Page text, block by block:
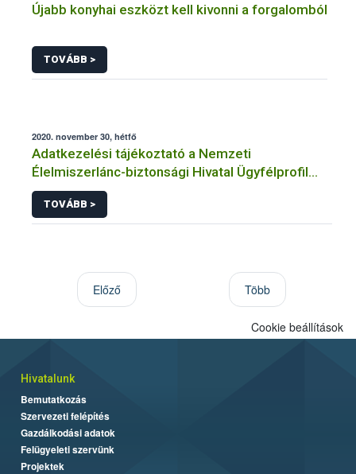
Újabb konyhai eszközt kell kivonni a forgalomból
TOVÁBB >
2020. november 30, hétfő
Adatkezelési tájékoztató a Nemzeti
Élelmiszerlánc-biztonsági Hivatal Ügyfélprofil
Rendszerben állategészségügy témakörben
közhatalmi eljárásaihoz kapcsolódó
adatkezeléséhez
TOVÁBB >
Előző Több
Cookie beállítások
Hivatalunk
Bemutatkozás
Szervezeti felépítés
Gazdálkodási adatok
Felügyeleti szervünk
Projektek